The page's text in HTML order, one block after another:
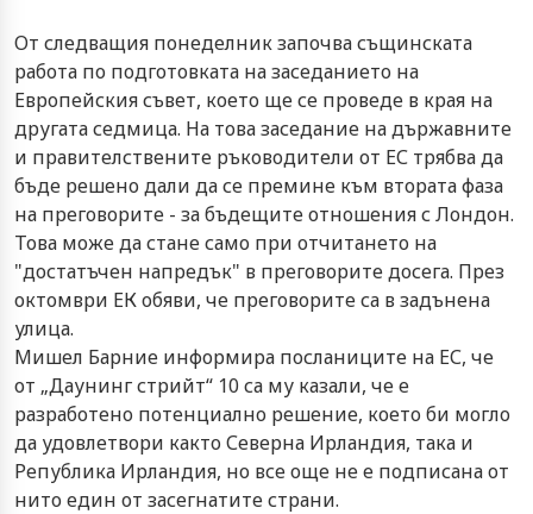
От следващия понеделник започва същинската
работа по подготовката на заседанието на
Европейския съвет, което ще се проведе в края на
другата седмица. На това заседание на държавните
и правителствените ръководители от ЕС трябва да
бъде решено дали да се премине към втората фаза
на преговорите - за бъдещите отношения с Лондон.
Това може да стане само при отчитането на
"достатъчен напредък" в преговорите досега. През
октомври ЕК обяви, че преговорите са в задънена
улица.
Мишел Барние информира посланиците на ЕС, че
от „Даунинг стрийт“ 10 са му казали, че е
разработено потенциално решение, което би могло
да удовлетвори както Северна Ирландия, така и
Република Ирландия, но все още не е подписана от
нито един от засегнатите страни.